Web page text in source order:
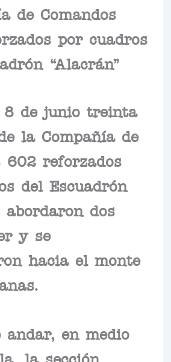
de Comandos
por cuadros
“Alacrán”
8 de junio treinta
la Compañía de
602 reforzados
del Escuadrón
abordaron dos
y se
hacia el monte
andar, en medio
la sección